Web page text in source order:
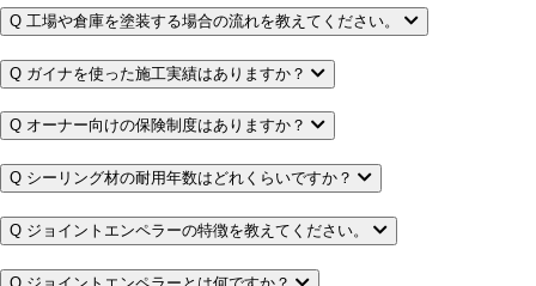
Q 工場や倉庫を塗装する場合の流れを教えてください。
Q ガイナを使った施工実績はありますか？
Q オーナー向けの保険制度はありますか？
Q シーリング材の耐用年数はどれくらいですか？
Q ジョイントエンペラーの特徴を教えてください。